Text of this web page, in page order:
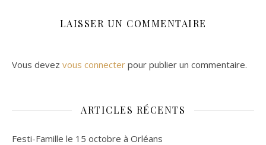
LAISSER UN COMMENTAIRE
Vous devez vous connecter pour publier un commentaire.
ARTICLES RÉCENTS
Festi-Famille le 15 octobre à Orléans